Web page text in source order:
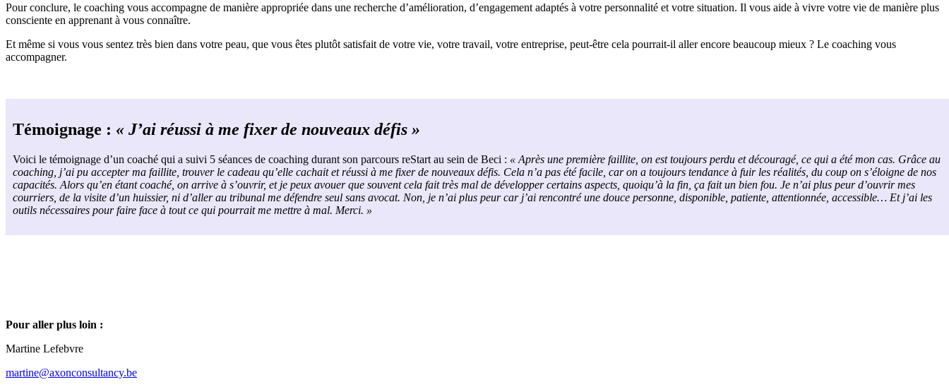
Pour conclure, le coaching vous accompagne de manière appropriée dans une recherche d’amélioration, d’engagement adaptés à votre personnalité et votre situation. Il vous aide à vivre votre vie de manière plus
consciente en apprenant à vous connaître.
Et même si vous vous sentez très bien dans votre peau, que vous êtes plutôt satisfait de votre vie, votre travail, votre entreprise, peut-être cela pourrait-il aller encore beaucoup mieux ? Le coaching vous
accompagner.
Témoignage : « J’ai réussi à me fixer de nouveaux défis »
Voici le témoignage d’un coaché qui a suivi 5 séances de coaching durant son parcours reStart au sein de Beci : « Après une première faillite, on est toujours perdu et découragé, ce qui a été mon cas. Grâce au
coaching, j’ai pu accepter ma faillite, trouver le cadeau qu’elle cachait et réussi à me fixer de nouveaux défis. Cela n’a pas été facile, car on a toujours tendance à fuir les réalités, du coup on s’éloigne de nos
capacités. Alors qu’en étant coaché, on arrive à s’ouvrir, et je peux avouer que souvent cela fait très mal de développer certains aspects, quoiqu’à la fin, ça fait un bien fou. Je n’ai plus peur d’ouvrir mes
courriers, de la visite d’un huissier, ni d’aller au tribunal me défendre seul sans avocat. Non, je n’ai plus peur car j’ai rencontré une douce personne, disponible, patiente, attentionnée, accessible… Et j’ai les
outils nécessaires pour faire face à tout ce qui pourrait me mettre à mal. Merci. »
Pour aller plus loin :
Martine Lefebvre
martine@axonconsultancy.be